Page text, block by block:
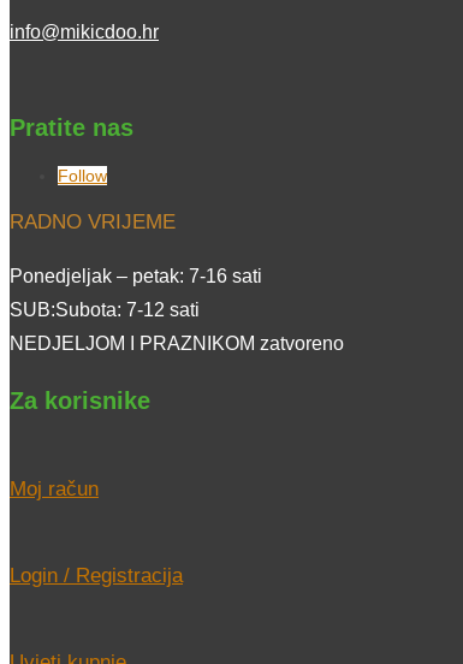
info@mikicdoo.hr
Pratite nas
Follow
RADNO VRIJEME
Ponedjeljak – petak: 7-16 sati
SUB:Subota: 7-12 sati
NEDJELJOM I PRAZNIKOM zatvoreno
Za korisnike
Moj račun
Login / Registracija